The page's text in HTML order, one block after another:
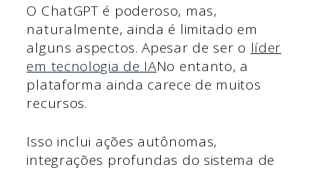
O ChatGPT é poderoso, mas,
naturalmente, ainda é limitado em
alguns aspectos. Apesar de ser o líder
em tecnologia de IANo entanto, a
plataforma ainda carece de muitos
recursos.
Isso inclui ações autônomas,
integrações profundas do sistema de